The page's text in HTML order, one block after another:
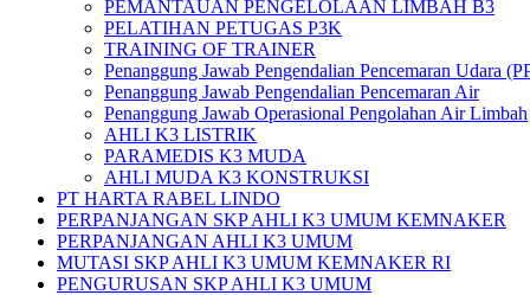
PEMANTAUAN PENGELOLAAN LIMBAH B3
PELATIHAN PETUGAS P3K
TRAINING OF TRAINER
Penanggung Jawab Pengendalian Pencemaran Udara
Penanggung Jawab Pengendalian Pencemaran Air
Penanggung Jawab Operasional Pengolahan Air Limbah
AHLI K3 LISTRIK
PARAMEDIS K3 MUDA
AHLI MUDA K3 KONSTRUKSI
PT HARTA RABEL LINDO
PERPANJANGAN SKP AHLI K3 UMUM KEMNAKER
PERPANJANGAN AHLI K3 UMUM
MUTASI SKP AHLI K3 UMUM KEMNAKER RI
PENGURUSAN SKP AHLI K3 UMUM